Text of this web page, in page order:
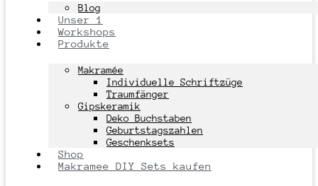
Blog
Unser 1
Workshops
Produkte
Makramée
Individuelle Schriftzüge
Traumfänger
Gipskeramik
Deko Buchstaben
Geburtstagszahlen
Geschenksets
Shop
Makramee DIY Sets kaufen